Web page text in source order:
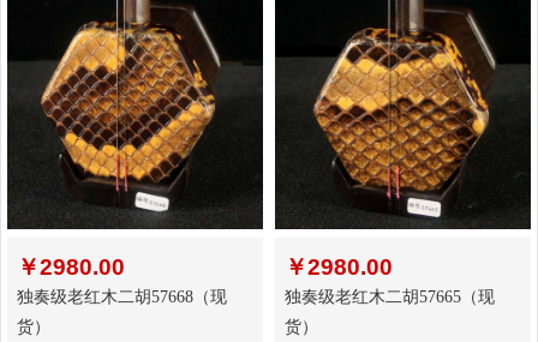
￥2980.00
独奏级老红木二胡57668（现
货）
￥2980.00
独奏级老红木二胡57665（现
货）